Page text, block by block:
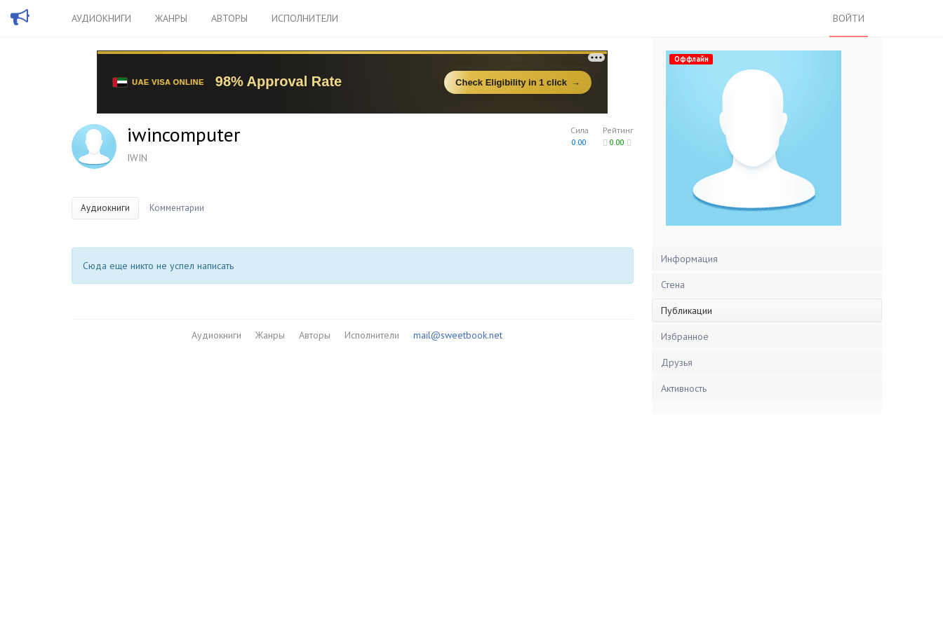
АУДИОКНИГИ ЖАНРЫ АВТОРЫ ИСПОЛНИТЕЛИ ВОЙТИ
Рейтинг
0.00
Сила
0.00
iwincomputer
IWIN
Аудиокниги Комментарии
Сюда еще никто не успел написать
Аудиокниги Жанры Авторы Исполнители mail@sweetbook.net
Оффлайн
Информация
Стена
Публикации
Избранное
Друзья
Активность